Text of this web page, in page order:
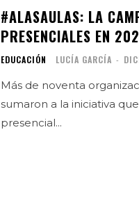
#ALASAULAS: LA
PRESENCIALES EN
EDUCACIÓN LUCÍA GARCÍA -
Más de noventa
sumaron a la iniciativa
presencial...